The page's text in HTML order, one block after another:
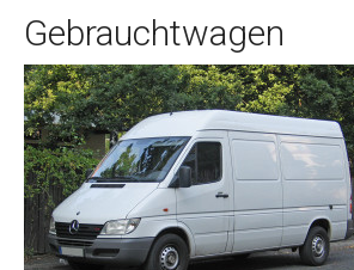
Email
PLZ und Ort
Foto Nr. 1
Gebrauchtwagen